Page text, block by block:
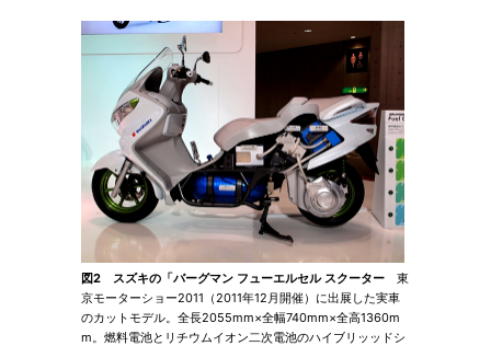
図2 スズキの「バーグマン フューエルセル スクーター 東
京モーターショー2011（2011年12月開催）に出展した実車
のカットモデル。全長2055mm×全幅740mm×全高1360m
m。燃料電池とリチウムイオン二次電池のハイブリッッドシ